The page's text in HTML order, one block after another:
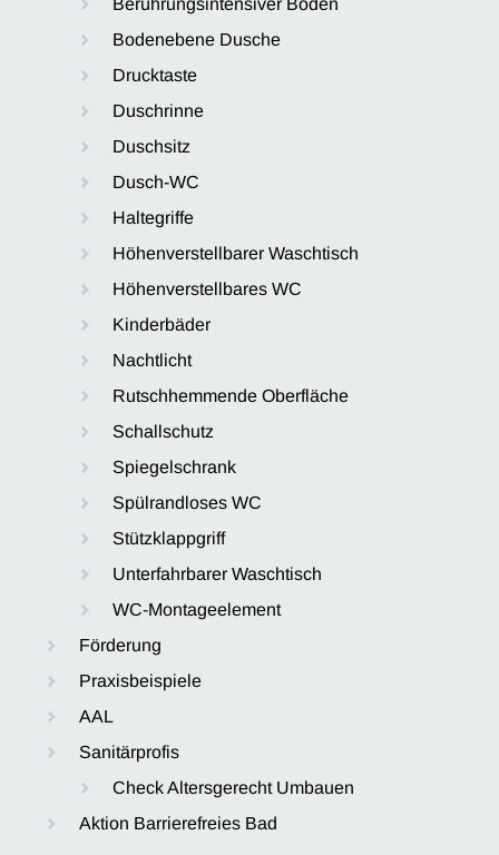
Berührungsintensiver Boden
Bodenebene Dusche
Drucktaste
Duschrinne
Duschsitz
Dusch-WC
Haltegriffe
Höhenverstellbarer Waschtisch
Höhenverstellbares WC
Kinderbäder
Nachtlicht
Rutschhemmende Oberfläche
Schallschutz
Spiegelschrank
Spülrandloses WC
Stützklappgriff
Unterfahrbarer Waschtisch
WC-Montageelement
Förderung
Praxisbeispiele
AAL
Sanitärprofis
Check Altersgerecht Umbauen
Aktion Barrierefreies Bad